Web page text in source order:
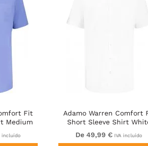
Fit
Medium
incluído
Adamo Warren Comfort
Short Sleeve Shirt
De 49,99 € IVA incluído